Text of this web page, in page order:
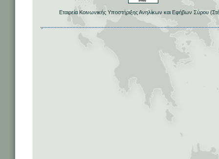
Εταιρεία Κοινωνικής Υποστήριξης Ανηλίκων και Εφήβων Σύρου